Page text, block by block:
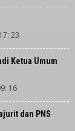
23
Ketua Umum
16
dan PNS